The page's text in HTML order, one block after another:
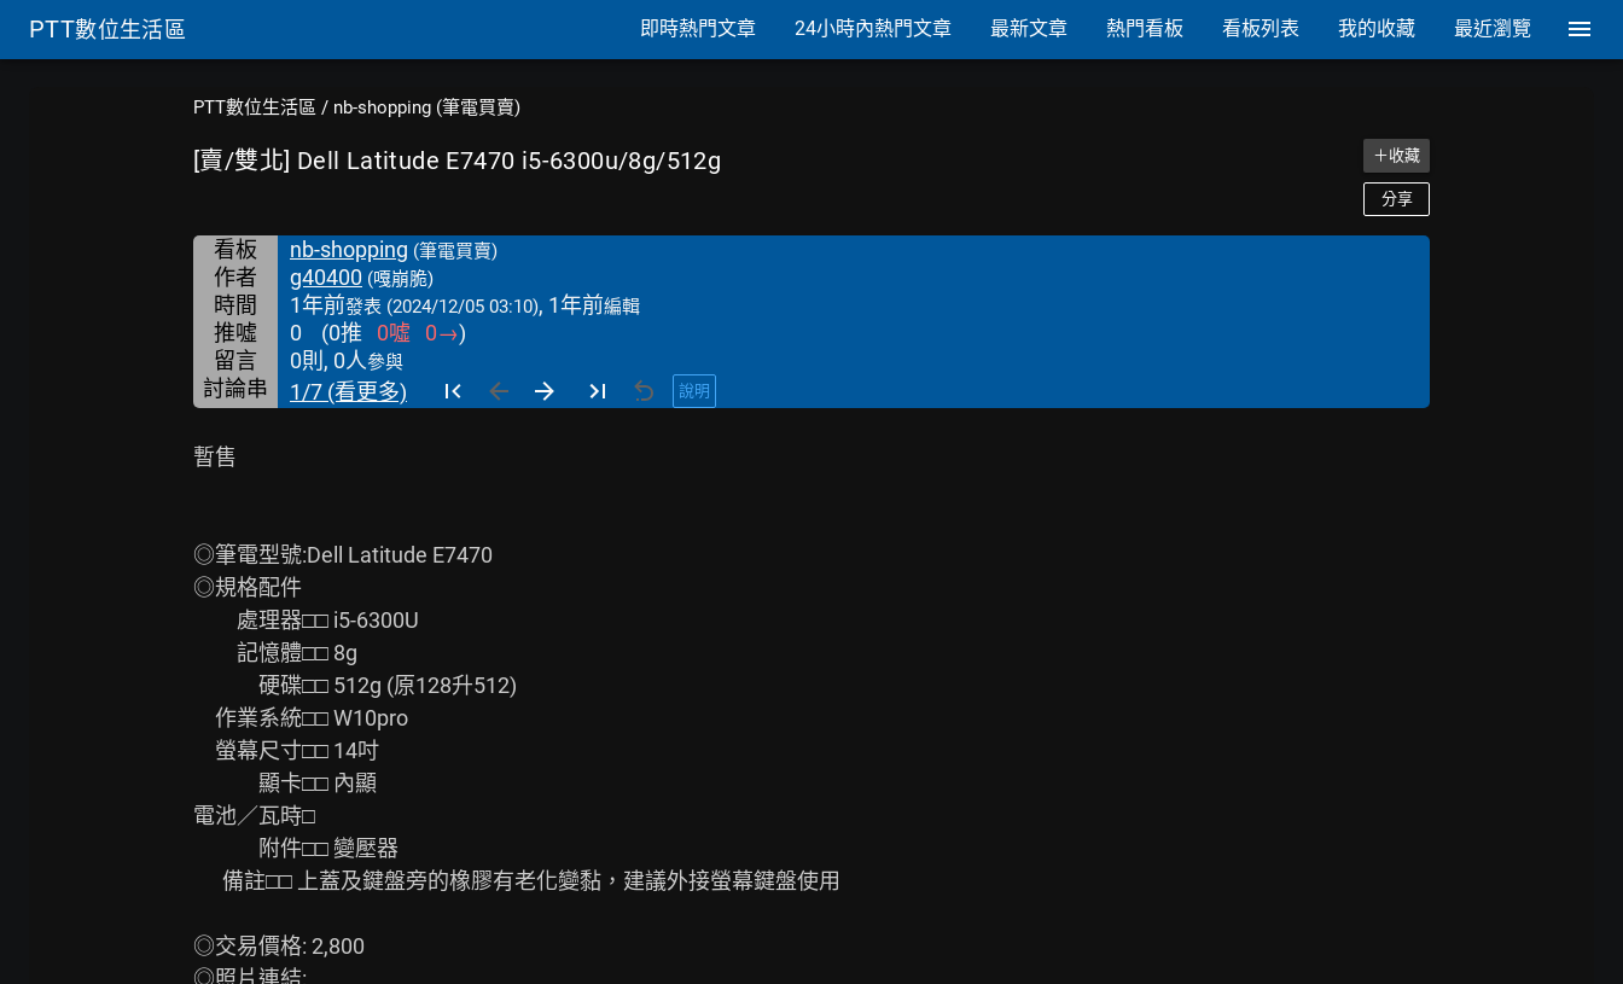
PTT數位生活區 即時熱門文章 24小時內熱門文章 最新文章 熱門看板 看板列表 我的收藏 最近瀏覽
PTT數位生活區 / nb-shopping (筆電買賣)
[賣/雙北] Dell Latitude E7470 i5-6300u/8g/512g ＋收藏
分享
看板 nb-shopping (筆電買賣)
作者 g40400 (嘎崩脆)
時間 1年前發表 (2024/12/05 03:10), 1年前編輯
推噓 0 (0推 0噓 0→)
留言
0則, 0人參與
討論串 1/7 (看更多) 說明
暫售
◎筆電型號:Dell Latitude E7470
◎規格配件
處理器□□ i5-6300U
記憶體□□ 8g
硬碟□□ 512g (原128升512)
作業系統□□ W10pro
螢幕尺寸□□ 14吋
顯卡□□ 內顯
電池／瓦時□
附件□□ 變壓器
◎交易價格: 2,800